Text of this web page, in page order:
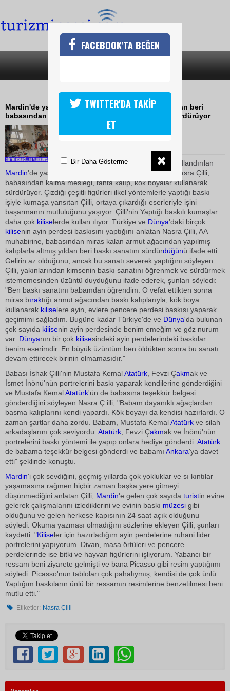
60 YILDIR KUMAŞA BASKI YAPIYOR
Mardin'de yaşayan Nasra Çilli, yaklaşık altmış yıldan beri
babasından miras kalan kumaşa baskı sanatını sürdürüyor
08 Mart 2010 / 10:00
Diller ve dinler kenti olarak adlandırılan
Mardin'de yaşamını sürd üren 85 yaşındaki Süryani Nasra Çilli,
babasından kalma mesleği, tahta kalıp, kök boyalar kullanarak
sürdürüyor. Çizdiği çeşitli figürleri ilkel yöntemlerle yaptığı baskı
işiyle kumaşa yansıtan Çilli, ortaya çıkardığı eserleriyle işini
başarmanın mutluluğunu yaşıyor. Çilli'nin Yaptığı baskılı kumaşlar
daha çok kiliselerde kullan ılıyor. Türkiye ve Dünya'daki birçok
kilisenin ayin perdesi baskısını yaptığını anlatan Nasra Çilli, AA
muhabirine, babasından miras kalan armut ağacından yapılmış
kalıplarla altmış yıldan beri baskı sanatını sürdürdüğünü ifade etti.
Gelirin az olduğunu, ancak bu sanatı severek yaptığını söyleyen
Çilli, yakınlarından kimsenin baskı sanatını öğrenmek ve sürdürmek
istememesinden üzüntü duyduğunu ifade ederek, şunları söyledi:
"Ben baskı sanatını babamdan öğrendim. O vefat ettikten sonra
miras bıraktığı armut ağacından baskı kalıplarıyla, kök boya
kullanarak kiliselere ayin, evlere pencere perdesi baskısı yaparak
geçimimi sağladım. Bugüne kadar Türkiye'de ve Dünya'da bulunan
çok sayıda kilisenin ayin perdesinde benim emeğim ve göz nurum
var. Dünyanın bir çok kilisesindeki ayin perdelerindeki baskılar
benim eserimdir. En büyük üzüntüm ben öldükten sonra bu sanatı
devam ettirecek birinin olmamasıdır."
Babası İshak Çilli'nin Mustafa KemalAtatürk , Fevzi Çakmak ve
İsmet İnönü'nün portrelerini baskı yaparak kendilerine gönderdiğini
ve Mustafa KemalAtatürk'ün de babasına teşekkür belgesi
gönderdiğini söyleyen Nasra Ç illi, "Babam dayanıklı ağaçlardan
basma kalıplarını kendi yapardı. Kök boyayı da kendisi hazırlardı. O
zaman şartlar daha zordu. Babam, Mustafa KemalAtatürk ve silah
arkadaşlarını çok seviyordu. Atatürk , Fevzi Çakmak ve İnönü'nün
portrelerini baskı yöntemi ile yapıp onlara hediye gönderdi. Atatürk
de babama teşekkür belgesi gönderdi ve babamı Ankara'ya davet
etti" şeklinde konuştu.
Mardin'i çok sevdiğini, geçmiş yıllarda çok yokluklar ve sı kıntılar
yaşamasına rağmen hiçbir zaman başka yere gitmeyi
düşünmediğini anlatan Çilli, Mardin'e gelen çok sayıda turistin evine
gelerek çalışmalarını izlediklerini ve evinin baskı müzesi gibi
olduğunu ve gelen herkese kapısının 24 saat açık olduğunu
söyledi. Okuma yazması olmadığını sözlerine ekleyen Çilli, şunları
kaydetti: "Kiliseler için hazırladığım ayin perdelerine ruhani lider
portrelerini yapıyorum. Divan, masa örtüleri ve pencere
perdelerinde ise bitki ve hayvan figürlerini işliyorum. Yabancı bir
ressam beni ziyarete gelmişti ve bana Picasso gibi resim yaptığımı
söyledi. Picasso'nun tabloları çok pahalıymış, kendisi de çok ünlü.
Yaptığım baskıların ünlü bir ressamın resimlerine benzetilmesi beni
mutlu etti."
Etiketler: Nasra Çilli
FACEBOOK'TA BEĞEN
TWITTER'DA TAKİP
ET
Bir Daha Gösterme